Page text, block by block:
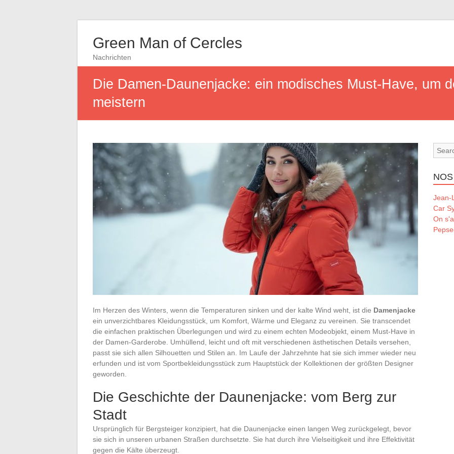
Green Man of Cercles
Nachrichten
Die Damen-Daunenjacke: ein modisches Must-Have, um
meistern
Im Herzen des Winters, wenn die Temperaturen sinken und der kalte Wind weht, ist die Damenjacke
ein unverzichtbares Kleidungsstück, um Komfort, Wärme und Eleganz zu vereinen. Sie transcendet
die einfachen praktischen Überlegungen und wird zu einem echten Modeobjekt, einem Must-Have in
der Damen-Garderobe. Umhüllend, leicht und oft mit verschiedenen ästhetischen Details versehen,
passt sie sich allen Silhouetten und Stilen an. Im Laufe der Jahrzehnte hat sie sich immer wieder neu
erfunden und ist vom Sportbekleidungsstück zum Hauptstück der Kollektionen der größten Designer
geworden.
Die Geschichte der Daunenjacke: vom Berg zur
Stadt
Ursprünglich für Bergsteiger konzipiert, hat die Daunenjacke einen langen Weg zurückgelegt, bevor
sie sich in unseren urbanen Straßen durchsetzte. Sie hat durch ihre Vielseitigkeit und ihre Effektivität
gegen die Kälte überzeugt.
Jean-
Car
On